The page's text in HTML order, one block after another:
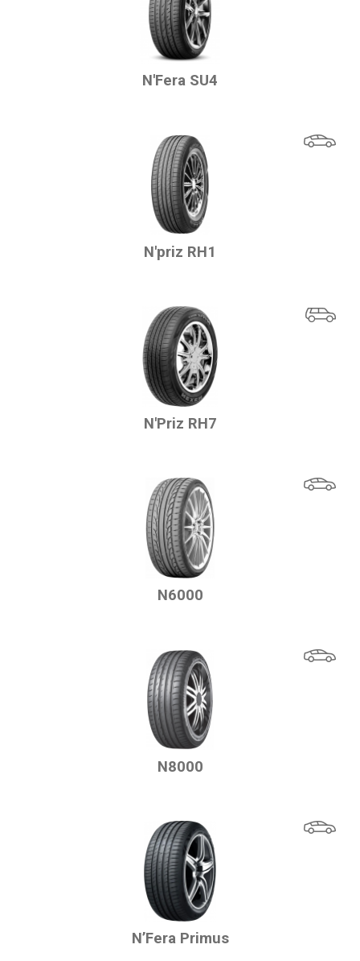
N'Fera SU4
N'priz RH1
N'Priz RH7
N6000
N8000
N’Fera Primus